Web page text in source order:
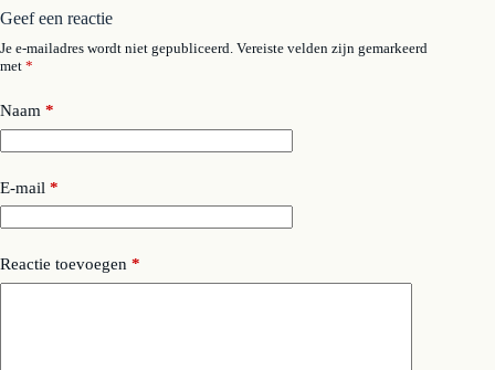
Geef een reactie
Je e-mailadres wordt niet gepubliceerd. Vereiste velden zijn gemarkeerd
met *
Naam *
E-mail *
Reactie toevoegen *